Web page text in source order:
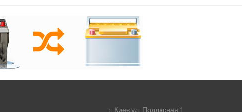
г. Киев ул. Подлесная 1